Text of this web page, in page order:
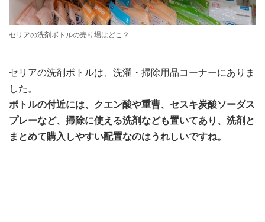
セリアの洗剤ボトルの売り場はどこ？
セリアの洗剤ボトルは、洗濯・掃除用品コーナーにありま
した。
ボトルの付近には、クエン酸や重曹、セスキ炭酸ソーダス
プレーなど、掃除に使える洗剤なども置いてあり、洗剤と
まとめて購入しやすい配置なのはうれしいですね。